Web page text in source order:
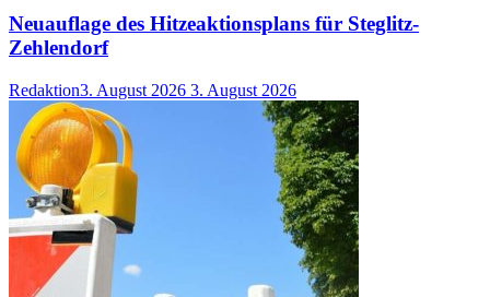
Neuauflage des Hitzeaktionsplans für Steglitz-
Zehlendorf
Redaktion3. August 2026 3. August 2026